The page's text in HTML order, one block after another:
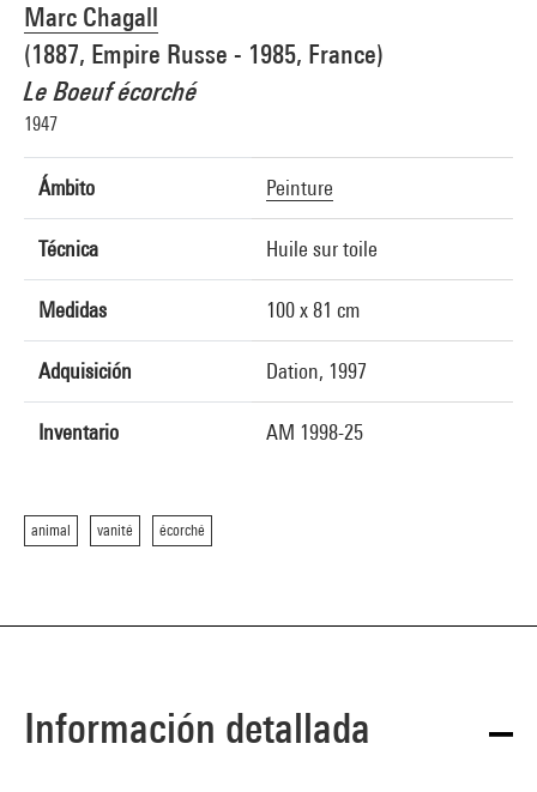
Marc Chagall
(1887, Empire Russe - 1985, France)
Le Boeuf écorché
1947
Ámbito Peinture
Técnica Huile sur toile
Medidas 100 x 81 cm
Adquisición Dation, 1997
Inventario AM 1998-25
animal vanité écorché
Créditos fotográficos : Centre Pompidou, MNAM-CCI/Jacques Faujour/Dist.
GrandPalaisRmn
Referencia de la imagen : 4R00253 [1997 CX 0594]
Difusión de la imagen :GrandPalaisRmnPhoto
Información detallada